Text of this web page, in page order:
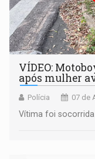
VÍDEO:
após mulher
Polícia 07 de
Vítima foi socorrida